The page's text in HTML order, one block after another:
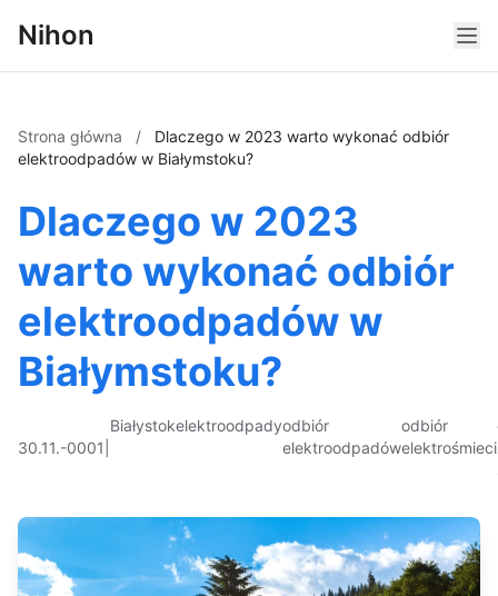
Nihon
Strona główna /
Dlaczego w 2023 warto wykonać odbiór
elektroodpadów w Białymstoku?
Dlaczego w 2023
warto wykonać odbiór
elektroodpadów w
Białymstoku?
30.11.-0001
Białystokelektroodpadyodbiór
elektroodpadów
odbiór
elektrośmieci